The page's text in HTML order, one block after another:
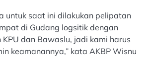
untuk saat ini dilakukan pelipatan
di Gudang logsitik dengan
dan Bawaslu, jadi kami harus
keamanannya,” kata AKBP Wisnu